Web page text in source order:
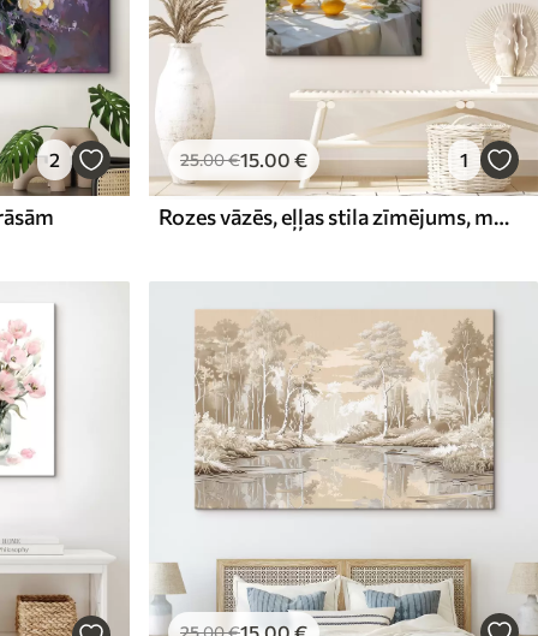
2 25.00€15.00 € 1
Rozes vāzēs, eļļas stila zīmējums, maiga saules gaisma, citroni, pavasaris